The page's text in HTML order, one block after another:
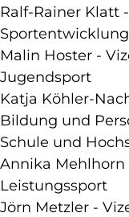
Ralf-Rainer Klatt
Sportentwicklung
Malin Hoster -
Jugendsport
Katja Köhler-
Bildung und
Schule und
Annika Mehlhorn
Leistungssport
Jörn Metzler -